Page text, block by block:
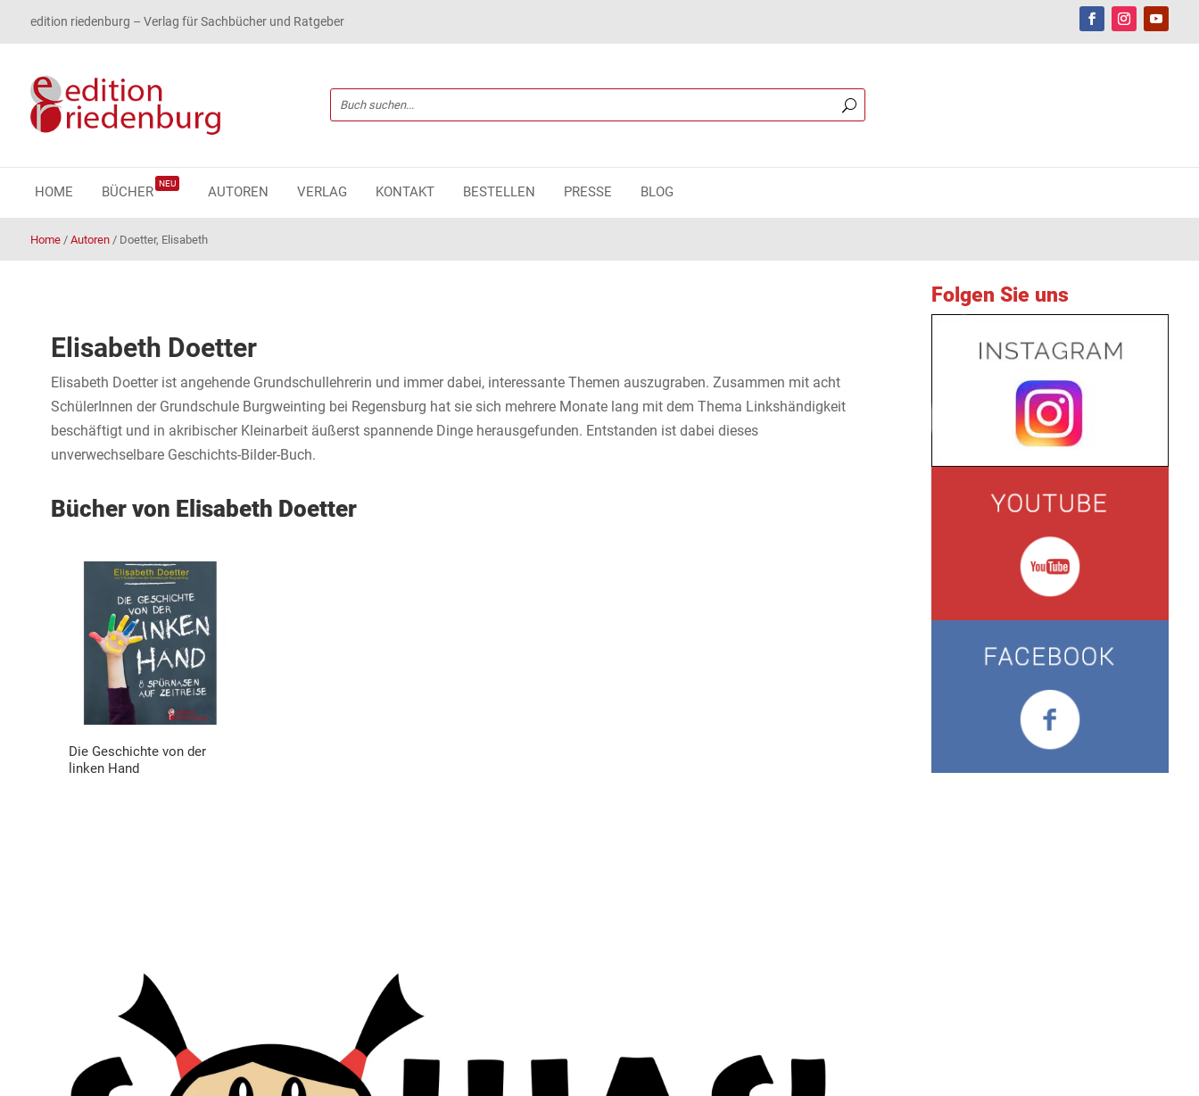
edition riedenburg – Verlag für Sachbücher und Ratgeber
HOME BÜCHER
NEU
AUTOREN VERLAG KONTAKT BESTELLEN PRESSE BLOG
Home/ Autoren/ Doetter, Elisabeth
Elisabeth Doetter
Elisabeth Doetter ist angehende Grundschullehrerin und immer dabei, interessante Themen auszugraben. Zusammen mit acht
SchülerInnen der Grundschule Burgweinting bei Regensburg hat sie sich mehrere Monate lang mit dem Thema Linkshändigkeit
beschäftigt und in akribischer Kleinarbeit äußerst spannende Dinge herausgefunden. Entstanden ist dabei dieses
unverwechselbare Geschichts-Bilder-Buch.
Bücher von Elisabeth Doetter
Die Geschichte von der
linken Hand
Folgen Sie uns